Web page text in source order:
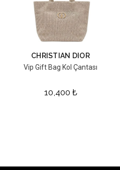
CHRISTIAN DIOR
Vip Gift Bag Kol Çantası
10,400 ₺